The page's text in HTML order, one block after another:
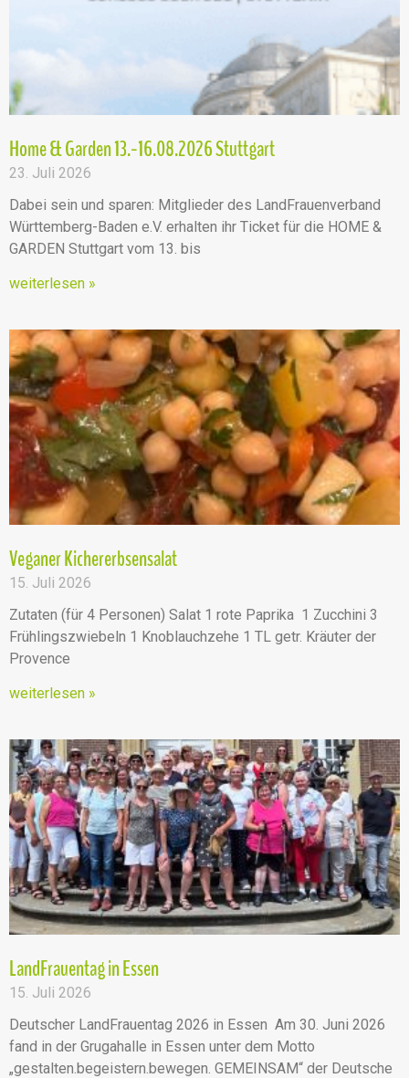
Home & Garden 13.-16.08.2026 Stuttgart
23. Juli 2026
Dabei sein und sparen: Mitglieder des LandFrauenverband
Württemberg-Baden e.V. erhalten ihr Ticket für die HOME &
GARDEN Stuttgart vom 13. bis
weiterlesen »
Veganer Kichererbsensalat
15. Juli 2026
Zutaten (für 4 Personen) Salat 1 rote Paprika 1 Zucchini 3
Frühlingszwiebeln 1 Knoblauchzehe 1 TL getr. Kräuter der
Provence
weiterlesen »
LandFrauentag in Essen
15. Juli 2026
Deutscher LandFrauentag 2026 in Essen Am 30. Juni 2026
fand in der Grugahalle in Essen unter dem Motto
„gestalten.begeistern.bewegen. GEMEINSAM“ der Deutsche